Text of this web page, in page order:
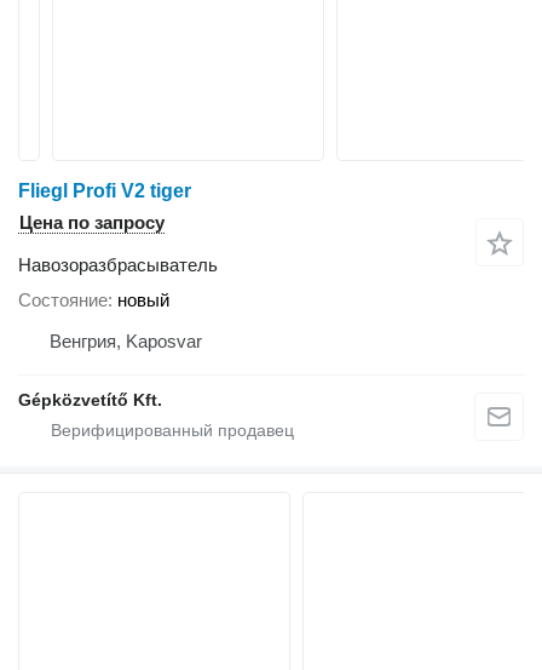
Fliegl Profi V2 tiger
Цена по запросу
Навозоразбрасыватель
Состояние новый
Венгрия, Kaposvar
Gépközvetítő Kft.